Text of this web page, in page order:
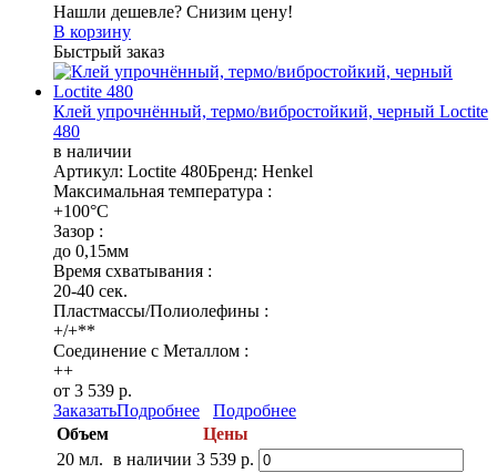
Нашли дешевле? Снизим цену!
В корзину
Быстрый заказ
Клей упрочнённый, термо/вибростойкий, черный Loctite
480
в наличии
Артикул: Loctite 480Бренд: Henkel
Максимальная температура :
+100°C
Зазор :
до 0,15мм
Время схватывания :
20-40 сек.
Пластмассы/Полиолефины :
+/+**
Соединение с Металлом :
++
от 3 539 р.
ЗаказатьПодробнее
Подробнее
Объем
Цены
20 мл. в наличии 3 539 р.